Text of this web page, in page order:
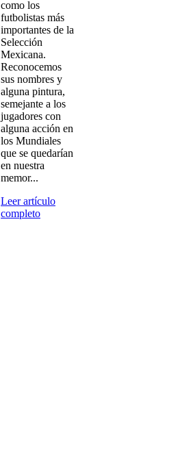
como los
futbolistas más
importantes de la
Selección
Mexicana.
Reconocemos
sus nombres y
alguna pintura,
semejante a los
jugadores con
alguna acción en
los Mundiales
que se quedarían
en nuestra
memor...
Leer artículo
completo